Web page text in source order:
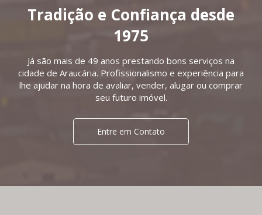
Tradição e Confiança desde
1975
Já são mais de 49 anos prestando bons serviços na
cidade de Araucária. Profissionalismo e experiência para
lhe ajudar na hora de avaliar, vender, alugar ou comprar
seu futuro imóvel.
Entre em Contato